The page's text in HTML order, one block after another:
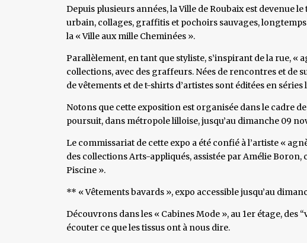
Depuis plusieurs années, la Ville de Roubaix est devenue
urbain, collages, graffitis et pochoirs sauvages,
la « Ville aux mille Cheminées ».
Parallèlement, en tant que styliste, s’inspirant de la rue, «
collections, avec des graffeurs. Nées de rencontres et de
de vêtements et de t-shirts d’artistes sont éditées en séries
Notons que cette exposition est organisée dans le cadre
poursuit, dans métropole lilloise, jusqu’au dimanche 09
Le commissariat de cette expo a été confié à l’artiste «
des collections Arts-appliqués, assistée par Amélie Boron,
Piscine ».
** « Vêtements bavards », expo accessible jusqu’au
Découvrons dans les « Cabines Mode », au 1er étage, des
écouter ce que les tissus ont à nous dire.